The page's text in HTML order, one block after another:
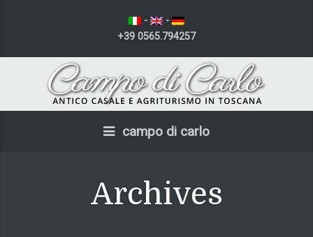
-
-
+39 0565.794257
campo di carlo
Archives